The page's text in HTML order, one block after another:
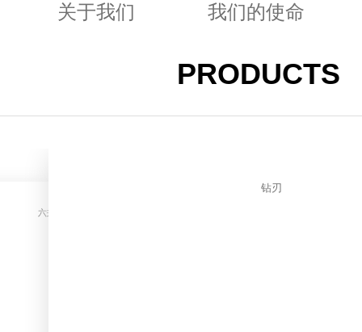
关于我们 我们的使命
PRODUCTS
六夫丁亮玛
钻刃